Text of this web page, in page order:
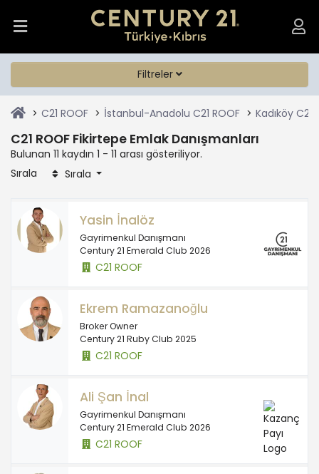
Filtreler
C21 ROOF İstanbul-Anadolu C21 ROOF Kadıköy C21
C21 ROOF Fikirtepe Emlak Danışmanları
Bulunan 11 kaydın 1 - 11 arası gösteriliyor.
Sırala
Sırala
Yasin İnalöz
Gayrimenkul Danışmanı
Century 21 Emerald Club 2026
C21 ROOF
Ekrem Ramazanoğlu
Broker Owner
Century 21 Ruby Club 2025
C21 ROOF
Ali Şan İnal
Gayrimenkul Danışmanı
Century 21 Emerald Club 2026
C21 ROOF